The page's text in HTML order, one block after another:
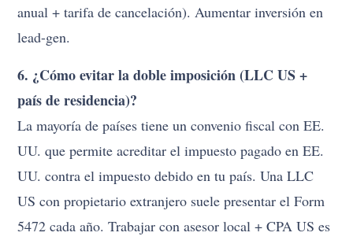
anual + tarifa de cancelación). Aumentar inversión en
lead-gen.
6. ¿Cómo evitar la doble imposición (LLC US +
país de residencia)?
La mayoría de países tiene un convenio fiscal con EE.
UU. que permite acreditar el impuesto pagado en EE.
UU. contra el impuesto debido en tu país. Una LLC
US con propietario extranjero suele presentar el Form
5472 cada año. Trabajar con asesor local + CPA US es